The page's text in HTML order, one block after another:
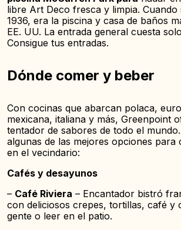
libre Art Deco fresca y limpia.
1936, era la piscina y casa de baños
EE. UU. La entrada general cuesta
Consigue tus entradas.
Dónde comer y beber
Con cocinas que abarcan polaca,
mexicana, italiana y más, Greenpoint
tentador de sabores de todo el
algunas de las mejores opciones para
en el vecindario:
Cafés y desayunos
– Café Riviera – Encantador bistró
con deliciosos crepes, tortillas, café y
gente o leer en el patio.